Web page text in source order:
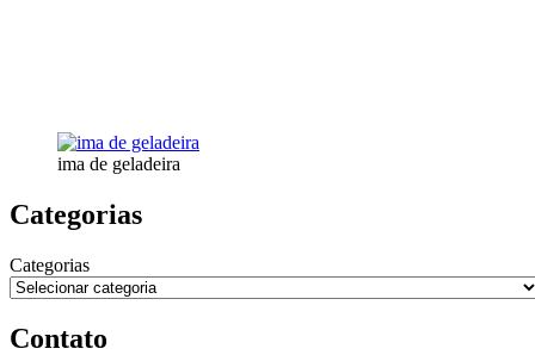
ima de geladeira
Categorias
Categorias
Contato